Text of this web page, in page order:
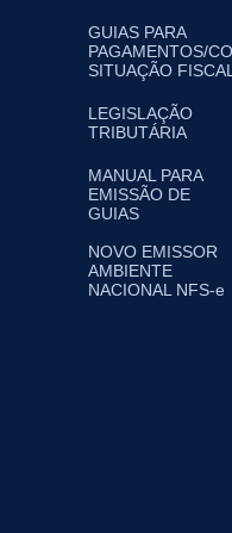
GUIAS PARA
PAGAMENTOS/
SITUAÇÃO FISCAL
LEGISLAÇÃO
TRIBUTÁRIA
MANUAL PARA
EMISSÃO DE
GUIAS
NOVO EMISSOR
AMBIENTE
NACIONAL NFS-e